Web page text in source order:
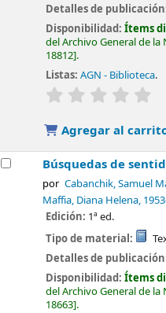
Detalles de
Disponibilidad:Ítems
del Archivo General de la
18812 .
Listas: AGN - Biblioteca.
valoración
Agregar al
Búsquedas de
por Cabanchik, Samuel
Maffia, Diana Helena,
Edición: 1ª ed.
Tipo de material:
Detalles de
Disponibilidad:Ítems
del Archivo General de la
18663 .